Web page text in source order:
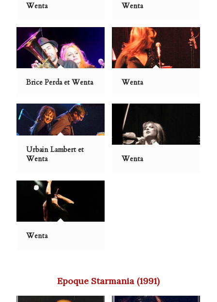
Wenta Wenta
Brice Perda et Wenta Wenta
Urbain Lambert et
Wenta
Wenta
Wenta
Epoque Starmania (1991)